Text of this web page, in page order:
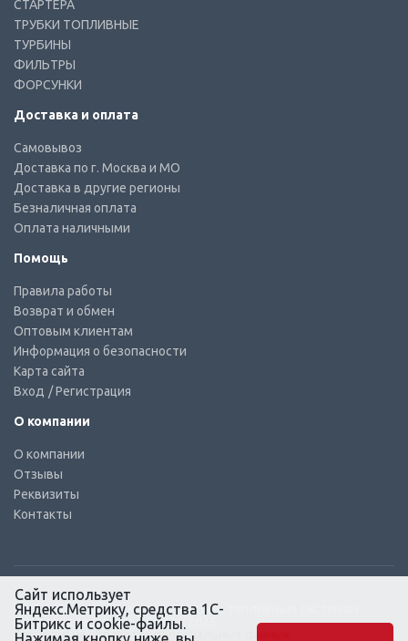
СТАРТЕРА
ТРУБКИ ТОПЛИВНЫЕ
ТУРБИНЫ
ФИЛЬТРЫ
ФОРСУНКИ
Доставка и оплата
Самовывоз
Доставка по г. Москва и МО
Доставка в другие регионы
Безналичная оплата
Оплата наличными
Помощь
Правила работы
Возврат и обмен
Оптовым клиентам
Информация о безопасности
Карта сайта
Вход / Регистрация
О компании
О компании
Отзывы
Реквизиты
Контакты
© КТС-Дизель – Комплектующие к топливным системам
Все права защищены, 2003 – 2025
Согласие на обработку персональных данных
Сайт использует
Яндекс.Метрику, средства 1С-
Битрикс и cookie-файлы.